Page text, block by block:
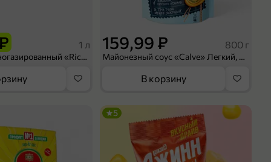
1 л
Напиток сильногазированный «Rich» Биттер Лемон, 1 л
159,99 ₽ 800 г
Майонезный соус «Calve» Легкий, 800 г
В корзину
5